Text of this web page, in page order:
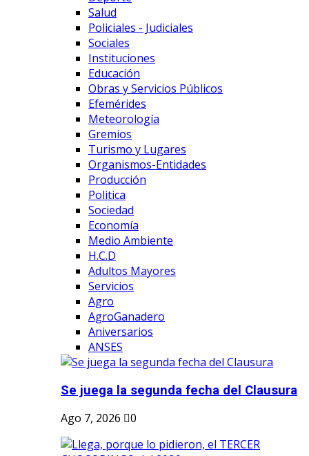
Salud
Policiales - Judiciales
Sociales
Instituciones
Educación
Obras y Servicios Públicos
Efemérides
Meteorología
Gremios
Turismo y Lugares
Organismos-Entidades
Producción
Politica
Sociedad
Economía
Medio Ambiente
H.C.D
Adultos Mayores
Servicios
Agro
AgroGanadero
Aniversarios
ANSES
Se juega la segunda fecha del Clausura
Ago 7, 2026
0